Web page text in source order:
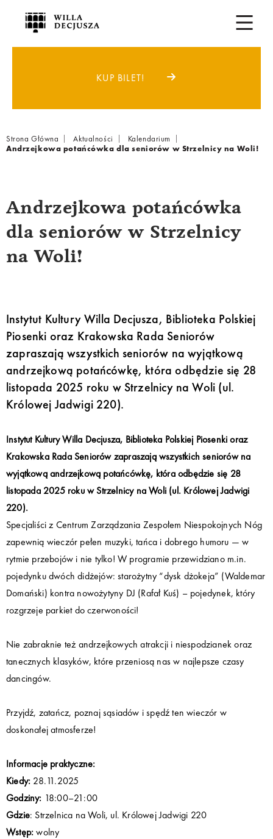
KUP BILET!
Breadcrumb
Strona Główna Aktualności
Kalendarium
Andrzejkowa potańcówka dla seniorów w Strzelnicy na Woli!
Andrzejkowa potańcówka
dla seniorów w Strzelnicy
na Woli!
Instytut Kultury Willa Decjusza, Biblioteka Polskiej
Piosenki oraz Krakowska Rada Seniorów
zapraszają wszystkich seniorów na wyjątkową
andrzejkową potańcówkę, która odbędzie się 28
listopada 2025 roku w Strzelnicy na Woli (ul.
Królowej Jadwigi 220).
Instytut Kultury Willa Decjusza, Biblioteka Polskiej Piosenki oraz
Krakowska Rada Seniorów zapraszają wszystkich seniorów na
wyjątkową andrzejkową potańcówkę, która odbędzie się 28
listopada 2025 roku w Strzelnicy na Woli (ul. Królowej Jadwigi
220).
Specjaliści z Centrum Zarządzania Zespołem Niespokojnych Nóg
zapewnią wieczór pełen muzyki, tańca i dobrego humoru — w
rytmie przebojów i nie tylko! W programie przewidziano m.in.
pojedynku dwóch didżejów: starożytny “dysk dżokeja” (Waldemar
Domański) kontra nowożytyny DJ (Rafał Kuś) – pojedynek, który
rozgrzeje parkiet do czerwoności!
Nie zabraknie też andrzejkowych atrakcji i niespodzianek oraz
tanecznych klasyków, które przeniosą nas w najlepsze czasy
dancingów.
Przyjdź, zatańcz, poznaj sąsiadów i spędź ten wieczór w
doskonałej atmosferze!
Informacje praktyczne:
Kiedy: 28.11.2025
Godziny: 18:00–21:00
Gdzie: Strzelnica na Woli, ul. Królowej Jadwigi 220
Wstęp:wolny